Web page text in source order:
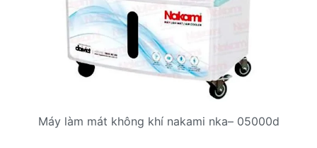
Máy làm mát không khí nakami nka– 05000d